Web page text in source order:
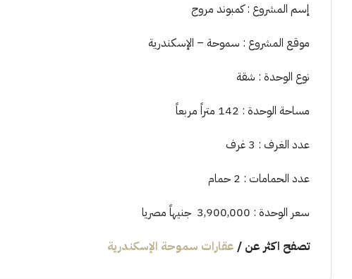
إسم المشروع : كمبوند مروج
موقع المشروع : سموحة – الإسكندرية
نوع الوحدة : شقة
مساحة الوحدة : 142 متراً مربعاً
عدد الغرف : 3 غرف
عدد الحمامات : 2 حمام
سعر الوحدة : 3,900,000 جنيهاً مصريا
تصفح اكثر عن / عقارات سموحة الإسكندرية